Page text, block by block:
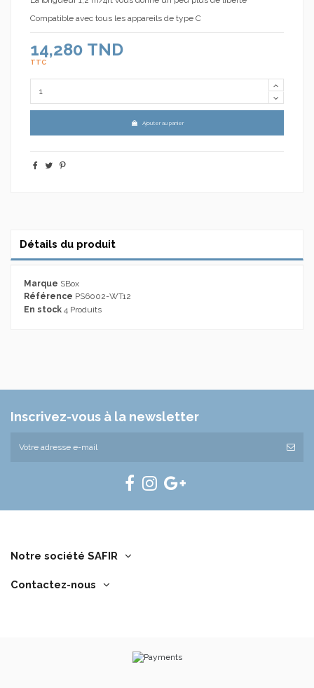
Compatible avec tous les appareils de type C
14,280 TND
TTC
Ajouter au panier
Détails du produit
Marque SBox
Référence PS6002-WT12
En stock 4 Produits
Inscrivez-vous à la newsletter
Notre société SAFIR
Contactez-nous